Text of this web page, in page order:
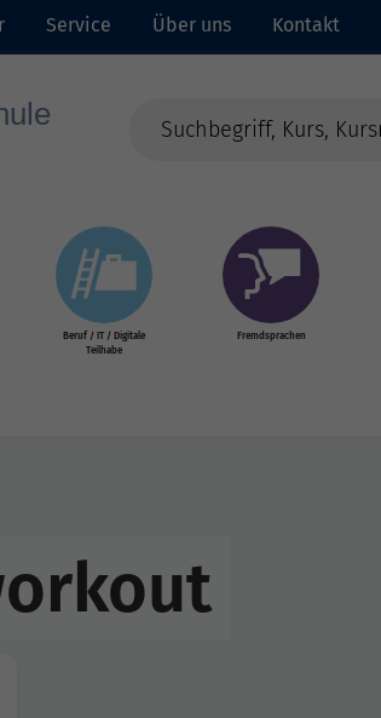
Service Über uns Kontakt
Beruf / IT / Digitale
Teilhabe
Fremdsprachen